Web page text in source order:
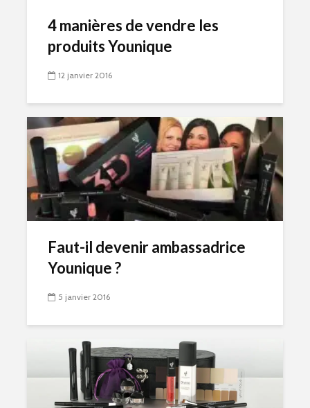
4 manières de vendre les
produits Younique
12 janvier 2016
Faut-il devenir ambassadrice
Younique ?
5 janvier 2016